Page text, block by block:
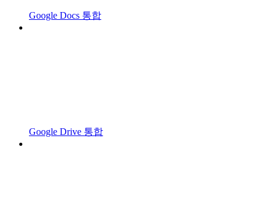
Google Docs 통합
Google Drive 통합